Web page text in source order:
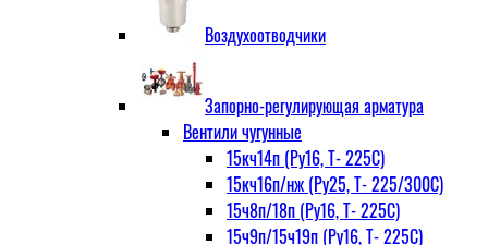
Воздухоотводчики
Запорно-регулирующая арматура
Вентили чугунные
15кч14п (Ру16, Т- 225С)
15кч16п/нж (Ру25, Т- 225/300С)
15ч8п/18п (Ру16, Т- 225С)
15ч9п/15ч19п (Ру16, Т- 225С)